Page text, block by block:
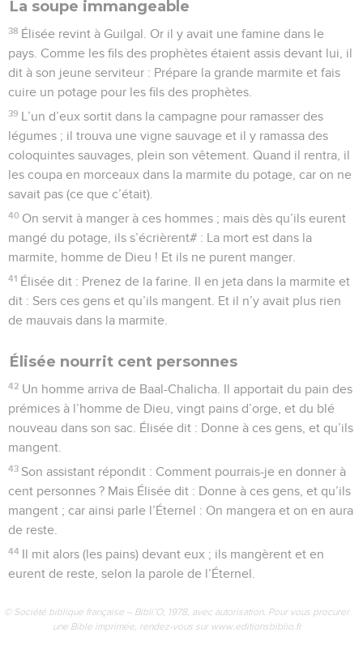
La soupe immangeable
38 Élisée revint à Guilgal. Or il y avait une famine dans le
pays. Comme les fils des prophètes étaient assis devant lui, il
dit à son jeune serviteur : Prépare la grande marmite et fais
cuire un potage pour les fils des prophètes.
39 L’un d’eux sortit dans la campagne pour ramasser des
légumes ; il trouva une vigne sauvage et il y ramassa des
coloquintes sauvages, plein son vêtement. Quand il rentra, il
les coupa en morceaux dans la marmite du potage, car on ne
savait pas (ce que c’était).
40 On servit à manger à ces hommes ; mais dès qu’ils eurent
mangé du potage, ils s’écrièrent# : La mort est dans la
marmite, homme de Dieu ! Et ils ne purent manger.
41 Élisée dit : Prenez de la farine. Il en jeta dans la marmite et
dit : Sers ces gens et qu’ils mangent. Et il n’y avait plus rien
de mauvais dans la marmite.
Élisée nourrit cent personnes
42 Un homme arriva de Baal-Chalicha. Il apportait du pain des
prémices à l’homme de Dieu, vingt pains d’orge, et du blé
nouveau dans son sac. Élisée dit : Donne à ces gens, et qu’ils
mangent.
43 Son assistant répondit : Comment pourrais-je en donner à
cent personnes ? Mais Élisée dit : Donne à ces gens, et qu’ils
mangent ; car ainsi parle l’Éternel : On mangera et on en aura
de reste.
44 Il mit alors (les pains) devant eux ; ils mangèrent et en
eurent de reste, selon la parole de l’Éternel.
© Société biblique française – Bibli’O, 1978, avec autorisation. Pour vous procurer
une Bible imprimée, rendez-vous sur www.editionsbiblio.fr